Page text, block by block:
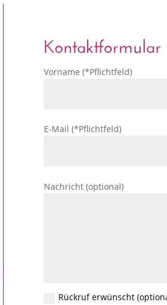
Kontaktformular
Vorname (*Pflichtfeld)
E-Mail (*Pflichtfeld)
Nachricht (optional)
Rückruf erwünscht